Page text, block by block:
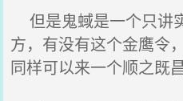
但是鬼蜮是一个只讲
方，有没有这个金鹰令
同样可以来一个顺之既